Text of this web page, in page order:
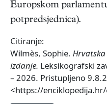
Europskom
potpredsjednica).
Citiranje:
Wilmès, Sophie.
izdanje. Leksikografski
– 2026. Pristupljeno
<https://